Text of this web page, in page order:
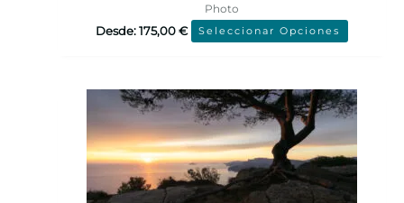
Photo
Desde:175,00€ Seleccionar Opciones